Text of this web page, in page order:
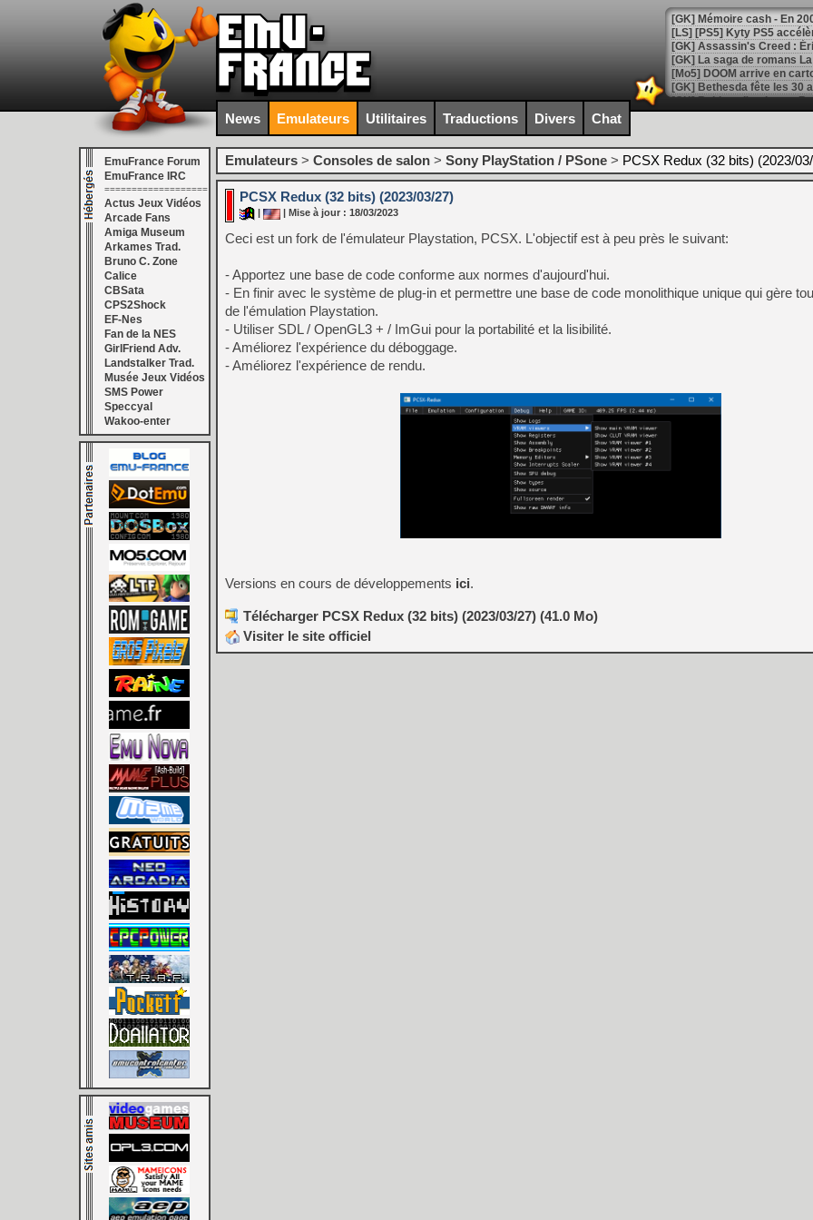
[Mo5] DOOM arrive en
[GK] Bethesda fête les 30
[GK] Roblox : l'action en
[GK] Agenda - GeForce
[GK] Devolver Digital en a
[LS] [PS5] ps5-y2jb-
[GK] Pourquoi Marvel
[GK] Test : Restory : Chill
[GK] GTA 6 : Rockstar
[GK] Hot Wheels Infinite
[GK] Mémoire cash -
[GK] Résultats Nintendo :
[GK] Déjà des
[Mo5] Brickboy cherche à
[GK] Minecraft et ses «
[GK] Beast of
[GK] Ubisoft : fin de partie
[GK] Mémoire cash -
[GK] Dan Houser (GTA)
[GK] Comment EA Sports
[GK] Crimson Moon : un
[GK] Isle of Reveries : le
[GK] Moonlighter 2 : The
[GK] Capcom relance
[Mo5] Deux inédits du
[GK] Le beat'em up The
[GK] Endless Legend 2 :
[LS] [PS5] Premiers
News Emulateurs Utilitaires Traductions Divers Chat
EmuFrance Forum
EmuFrance IRC
===================
Actus Jeux Vidéos
Arcade Fans
Amiga Museum
Arkames Trad.
Bruno C. Zone
Calice
CBSata
CPS2Shock
EF-Nes
Fan de la NES
GirlFriend Adv.
Landstalker Trad.
Musée Jeux Vidéos
SMS Power
Speccyal
Wakoo-enter
Emulateurs > Consoles de salon > Sony PlayStation / PSone > PCSX Redux (32 bits) (2023/
PCSX Redux (32 bits) (2023/03/27)
| Mise à jour : 18/03/2023
Ceci est un fork de l'émulateur Playstation, PCSX. L'objectif est à peu près le suivant:
- Apportez une base de code conforme aux normes d'aujourd'hui.
- En finir avec le système de plug-in et permettre une base de code monolithique unique qui gère
de l'émulation Playstation.
- Utiliser SDL / OpenGL3 + / ImGui pour la portabilité et la lisibilité.
- Améliorez l'expérience du déboggage.
- Améliorez l'expérience de rendu.
Versions en cours de développements ici.
Télécharger PCSX Redux (32 bits) (2023/03/27) (41.0 Mo)
Visiter le site officiel